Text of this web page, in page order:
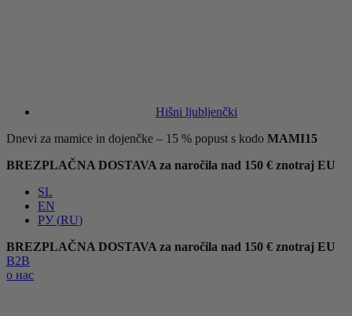
Hišni ljubljenčki
Dnevi za mamice in dojenčke – 15 % popust s kodo MAMI15
BREZPLAČNA DOSTAVA za naročila nad 150 € znotraj EU
SL
EN
РУ (RU)
BREZPLAČNA DOSTAVA za naročila nad 150 € znotraj EU
B2B
о нас